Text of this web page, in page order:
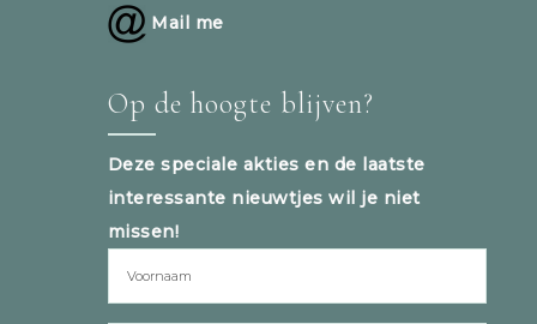
Mail me
Op de hoogte blijven?
Deze speciale akties en de laatste
interessante nieuwtjes wil je niet
missen!